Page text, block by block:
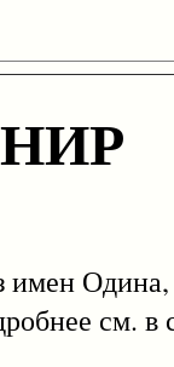
Одина,
см. в